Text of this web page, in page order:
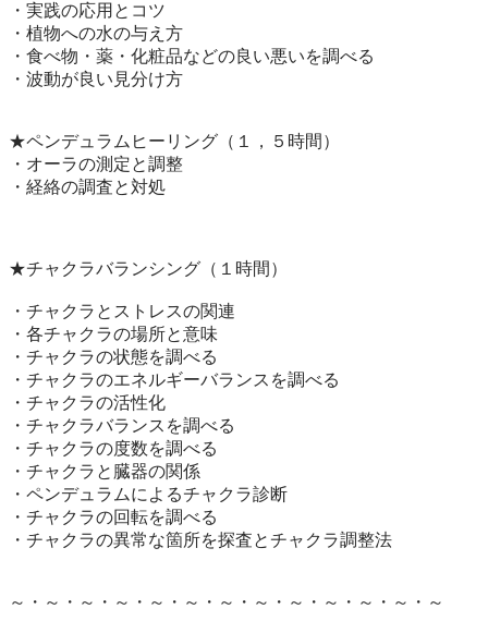
・実践の応用とコツ
・植物への水の与え方
・食べ物・薬・化粧品などの良い悪いを調べる
・波動が良い見分け方
★ペンデュラムヒーリング（１，５時間）
・オーラの測定と調整
・経絡の調査と対処
★チャクラバランシング（１時間）
・チャクラとストレスの関連
・各チャクラの場所と意味
・チャクラの状態を調べる
・チャクラのエネルギーバランスを調べる
・チャクラの活性化
・チャクラバランスを調べる
・チャクラの度数を調べる
・チャクラと臓器の関係
・ペンデュラムによるチャクラ診断
・チャクラの回転を調べる
・チャクラの異常な箇所を探査とチャクラ調整法
～・～・～・～・～・～・～・～・～・～・～・～・～